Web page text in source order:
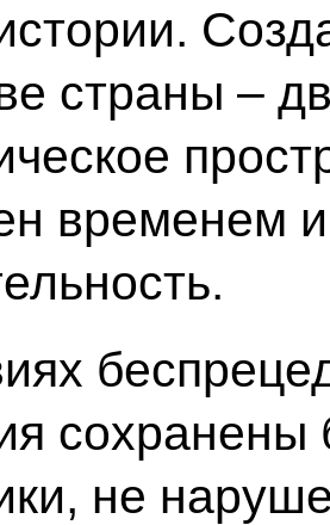
страны –
временем
сохранены
не